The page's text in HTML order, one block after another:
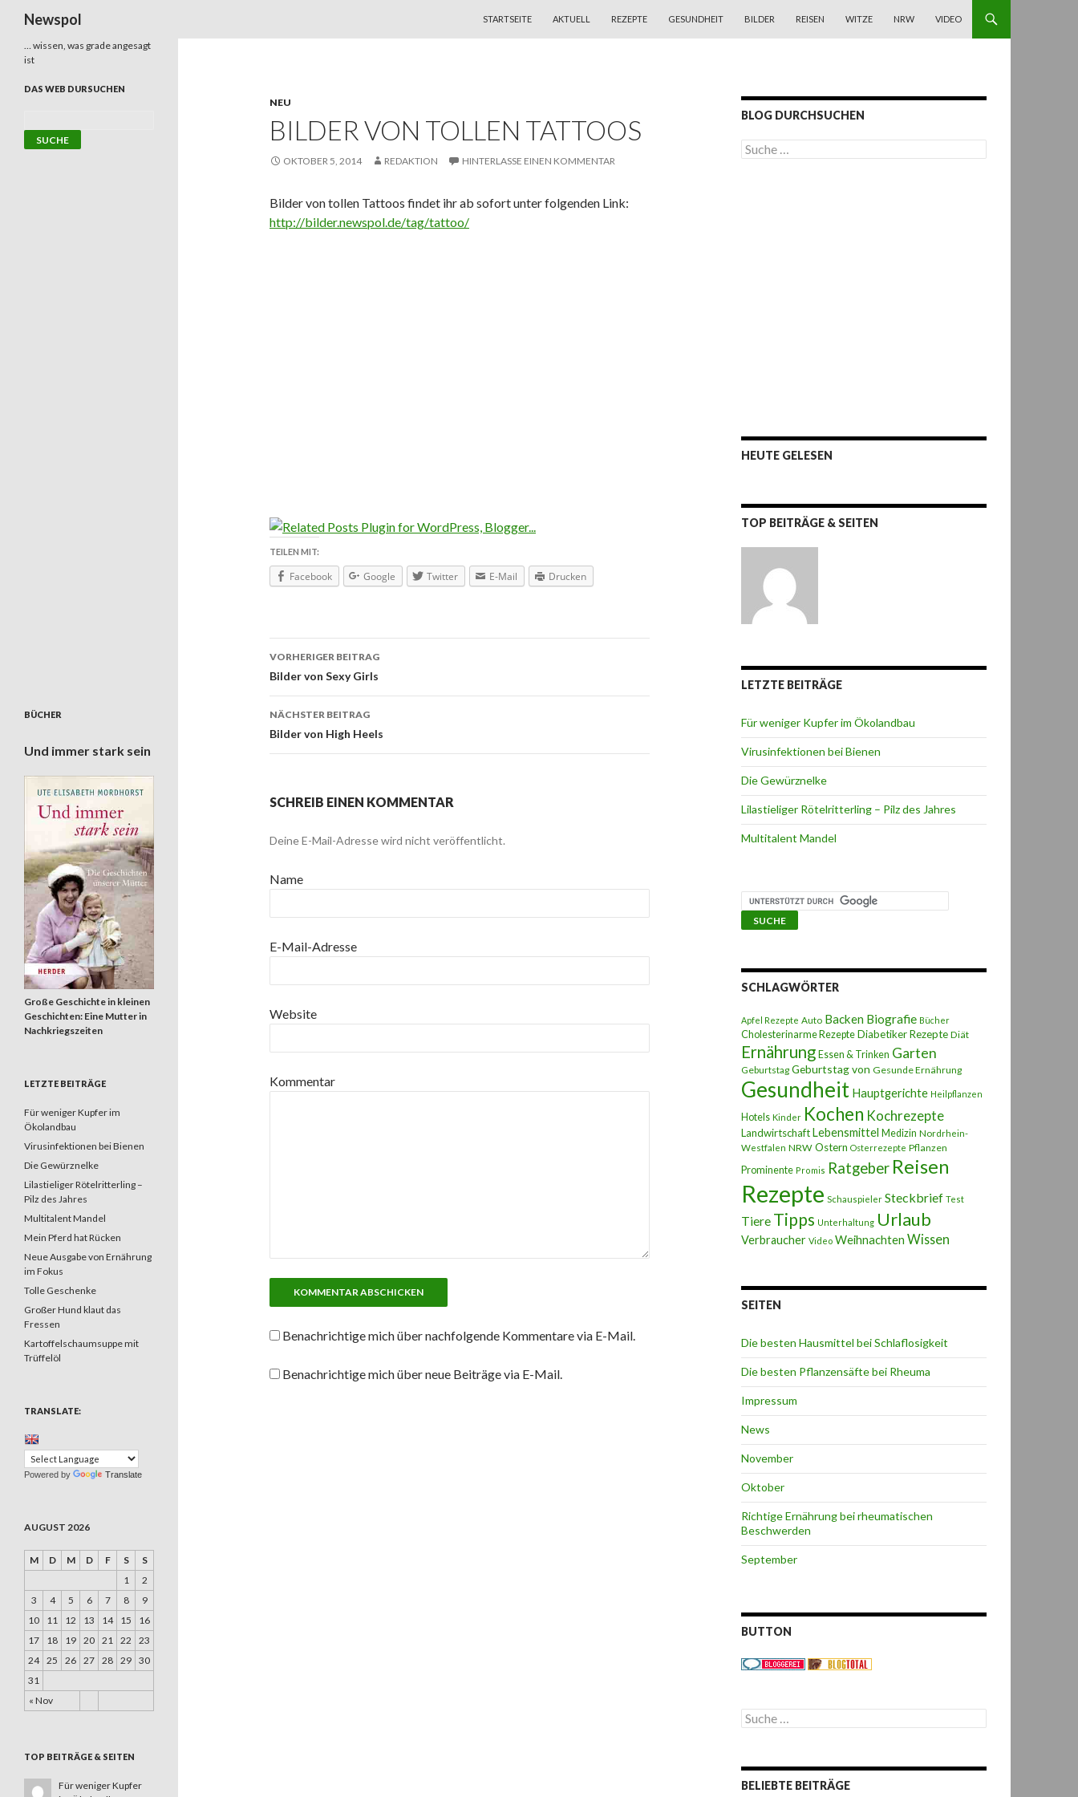
Newspol
STARTSEITE
AKTUELL REZEPTE GESUNDHEIT BILDER REISEN WITZE NRW VIDEO
NEU
BILDER VON TOLLEN TATTOOS
OKTOBER 5, 2014 REDAKTION HINTERLASSE EINEN KOMMENTAR
Bilder von tollen Tattoos findet ihr ab sofort unter folgenden Link:
http://bilder.newspol.de/tag/tattoo/
TEILEN MIT:
Facebook Google Twitter E-Mail Drucken
Beitragsnavigation
VORHERIGER BEITRAG
Bilder von Sexy Girls
NÄCHSTER BEITRAG
Bilder von High Heels
SCHREIB EINEN KOMMENTAR
Deine E-Mail-Adresse wird nicht veröffentlicht.
Name
E-Mail-Adresse
Website
Kommentar
Benachrichtige mich über nachfolgende Kommentare via E-Mail.
Benachrichtige mich über neue Beiträge via E-Mail.
BLOG DURCHSUCHEN
S
u
HEUTE GELESEN
TOP BEITRÄGE & SEITEN
LETZTE BEITRÄGE
Für weniger Kupfer im Ökolandbau
Virusinfektionen bei Bienen
Die Gewürznelke
Lilastieliger Rötelritterling – Pilz des Jahres
Multitalent Mandel
SCHLAGWÖRTER
Apfel Rezepte Auto Backen Biografie Bücher
Cholesterinarme Rezepte Diabetiker Rezepte Diät
Ernährung Essen & Trinken Garten
Geburtstag Geburtstag von Gesunde Ernährung
Gesundheit Hauptgerichte Heilpflanzen
Hotels Kinder Kochen Kochrezepte
LandwirtschaftLebensmittel Medizin Nordrhein-
Westfalen NRW Ostern Osterrezepte Pflanzen
Prominente Promis Ratgeber Reisen
Rezepte Schauspieler Steckbrief Test
Tiere Tipps Unterhaltung Urlaub
Verbraucher Video Weihnachten Wissen
SEITEN
Die besten Hausmittel bei Schlaflosigkeit
Die besten Pflanzensäfte bei Rheuma
Impressum
News
November
Oktober
Richtige Ernährung bei rheumatischen
Beschwerden
September
BUTTON
S
u
e
n
BELIEBTE BEITRÄGE
… wissen, was grade angesagt
ist
DAS WEB DURSUCHEN
BÜCHER
Und immer stark sein
Große Geschichte in kleinen
Geschichten: Eine Mutter in
Nachkriegszeiten
LETZTE BEITRÄGE
Für weniger Kupfer im
Ökolandbau
Virusinfektionen bei Bienen
Die Gewürznelke
Lilastieliger Rötelritterling –
Pilz des Jahres
Multitalent Mandel
Mein Pferd hat Rücken
Neue Ausgabe von Ernährung
im Fokus
Tolle Geschenke
Großer Hund klaut das
Fressen
Kartoffelschaumsuppe mit
Trüffelöl
TRANSLATE:
Powered by Translate
AUGUST 2026
M D M D F S S
« Nov
1
2
3
4 5 6 7 8
9
10
11 12 13 14 15
16
17
18 19 20 21 22
23
24 25 26 27 28 29 30
31
TOP BEITRÄGE & SEITEN
Für weniger Kupfer